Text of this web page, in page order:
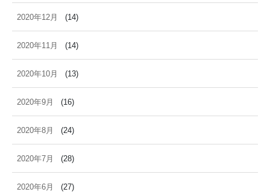
2020年12月 (14)
2020年11月 (14)
2020年10月 (13)
2020年9月 (16)
2020年8月 (24)
2020年7月 (28)
2020年6月 (27)